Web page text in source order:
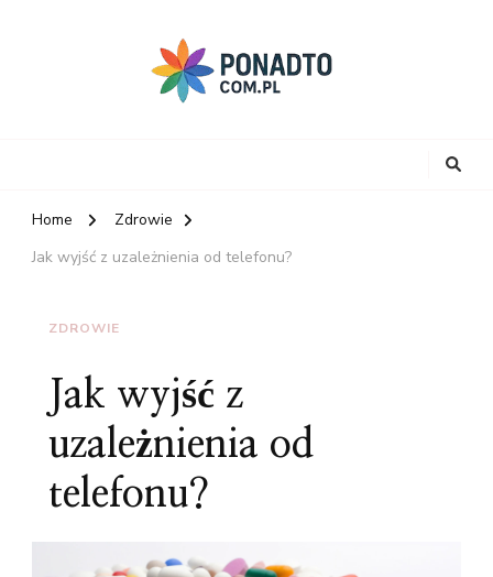
Home
Zdrowie
Jak wyjść z uzależnienia od telefonu?
ZDROWIE
Jak wyjść z
uzależnienia od
telefonu?